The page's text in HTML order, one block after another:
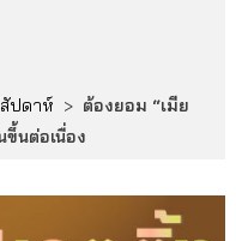
สัปดาห์ > ต้องยอม “เมีย
ขึ้นต่อเนื่อง